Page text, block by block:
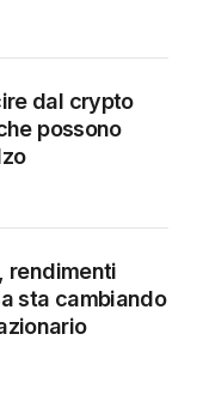
dal crypto
possono
rendimenti
sta cambiando